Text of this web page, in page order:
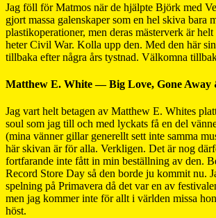
Jag föll för Matmos när de hjälpte Björk med
gjort massa galenskaper som en hel skiva bara
plastikoperationer, men deras mästerverk är
heter Civil War. Kolla upp den. Med den här
tillbaka efter några års tystnad. Välkomna
Matthew E. White — Big Love, Gone Away
Jag vart helt betagen av Matthew E. Whites
soul som jag till och med lyckats få en del
(mina vänner gillar generellt sett inte samma
här skivan är för alla. Verkligen. Det är nog
fortfarande inte fått in min beställning av den.
Record Store Day så den borde ju kommit nu.
spelning på Primavera då det var en av
men jag kommer inte för allt i världen missa
höst.